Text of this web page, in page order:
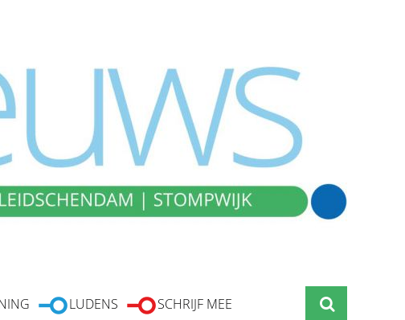
LUDENS SCHRIJF MEE